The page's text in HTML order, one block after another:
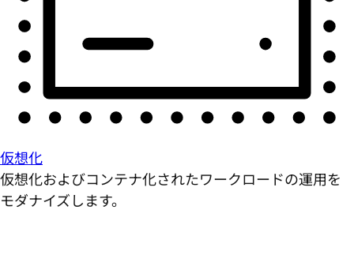
仮想化
仮想化およびコンテナ化されたワークロードの運用を
モダナイズします。